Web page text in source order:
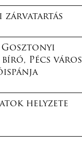
zárvatartás
Gosztonyi
Pécs város
helyzete